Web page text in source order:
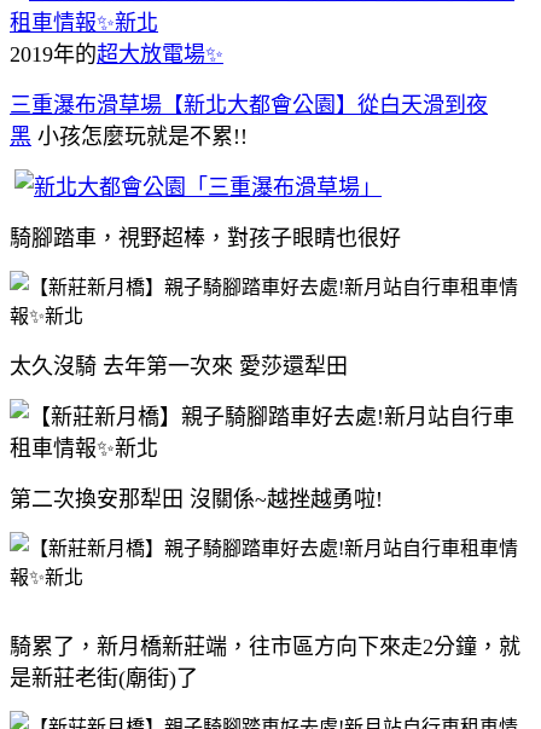
2019年的超大放電場✨
三重瀑布滑草場【新北大都會公園】從白天滑到夜
黑 小孩怎麼玩就是不累!!
騎腳踏車，視野超棒，對孩子眼睛也很好
太久沒騎 去年第一次來 愛莎還犁田
第二次換安那犁田 沒關係~越挫越勇啦!
騎累了，新月橋新莊端，往市區方向下來走2分鐘，就
是新莊老街(廟街)了